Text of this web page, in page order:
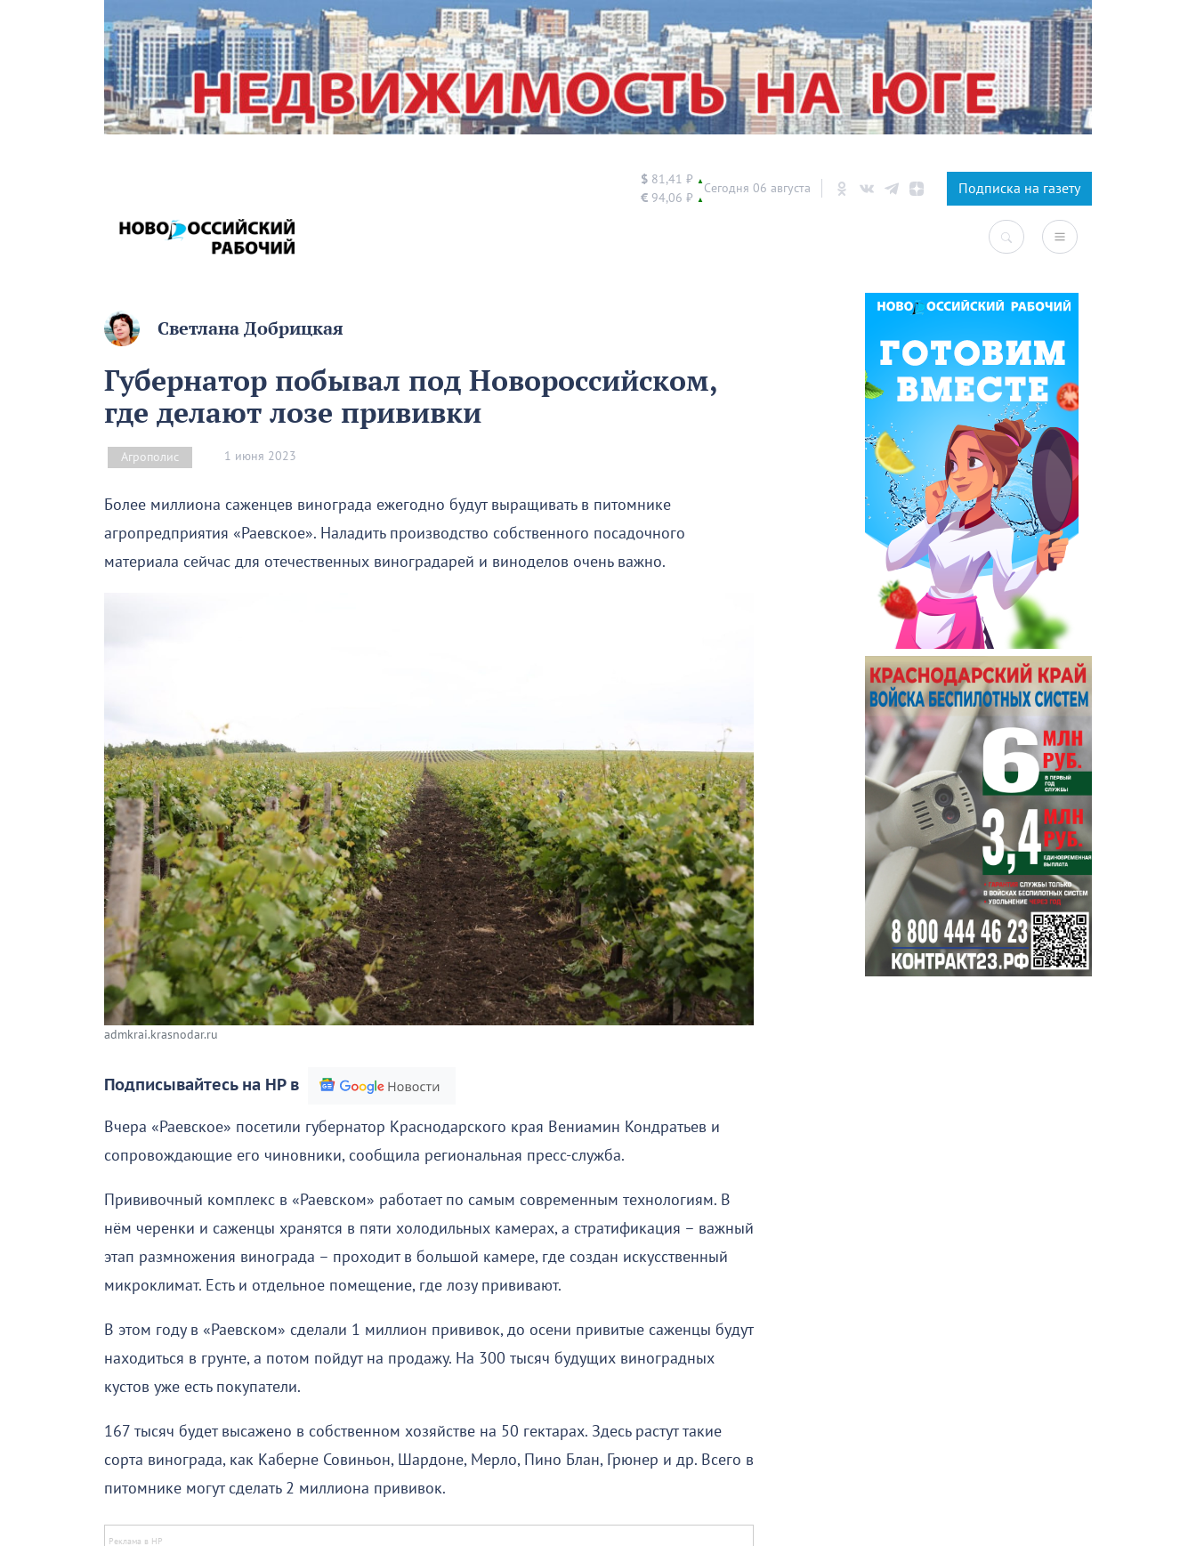
$ 81,41 ₽ ▲
€ 94,06 ₽ ▲
Сегодня 06 августа Подписка на газету
Светлана Добрицкая
Губернатор побывал под Новороссийском,
где делают лозе прививки
Агрополис 1 июня 2023
Более миллиона саженцев винограда ежегодно будут выращивать в питомнике
агропредприятия «Раевское». Наладить производство собственного посадочного
материала сейчас для отечественных виноградарей и виноделов очень важно.
admkrai.krasnodar.ru
Подписывайтесь на НР в
Вчера «Раевское» посетили губернатор Краснодарского края Вениамин Кондратьев и
сопровождающие его чиновники, сообщила региональная пресс-служба.
Прививочный комплекс в «Раевском» работает по самым современным технологиям. В
нём черенки и саженцы хранятся в пяти холодильных камерах, а стратификация – важный
этап размножения винограда – проходит в большой камере, где создан искусственный
микроклимат. Есть и отдельное помещение, где лозу прививают.
В этом году в «Раевском» сделали 1 миллион прививок, до осени привитые саженцы будут
находиться в грунте, а потом пойдут на продажу. На 300 тысяч будущих виноградных
кустов уже есть покупатели.
167 тысяч будет высажено в собственном хозяйстве на 50 гектарах. Здесь растут такие
сорта винограда, как Каберне Совиньон, Шардоне, Мерло, Пино Блан, Грюнер и др. Всего в
питомнике могут сделать 2 миллиона прививок.